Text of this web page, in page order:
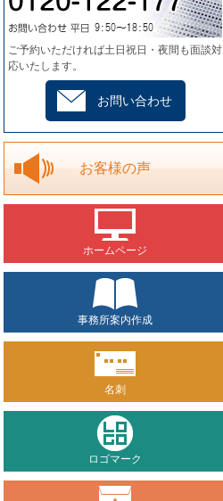
ご予約いただければ土日祝日・夜間も面談対
応いたします。
お問い合わせ
お客様の声
ホームページ
事務所案内作成
名刺
ロゴマーク